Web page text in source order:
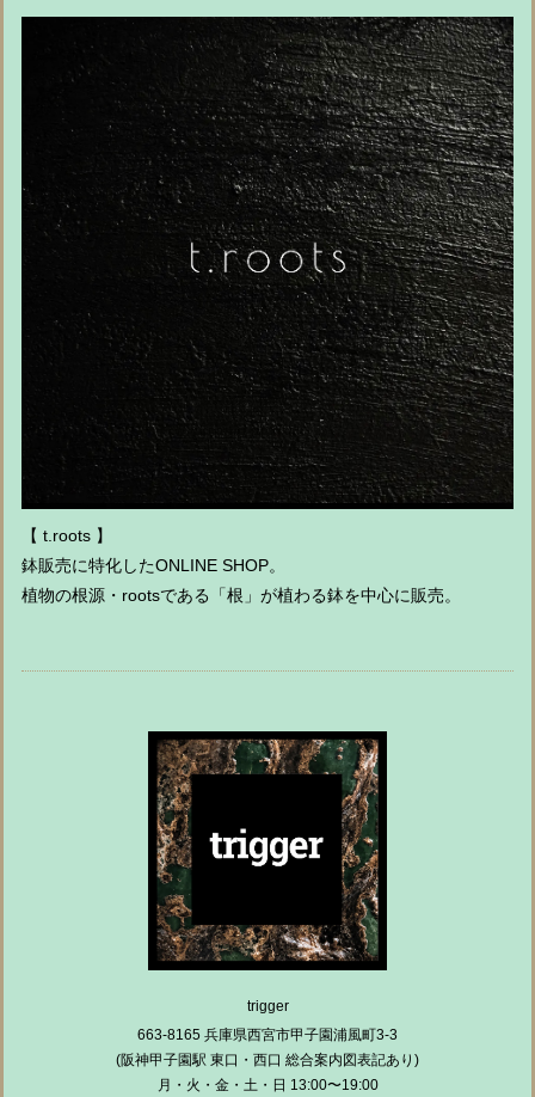
【 t.roots 】
鉢販売に特化したONLINE SHOP。
植物の根源・rootsである「根」が植わる鉢を中心に販売。
trigger
663-8165 兵庫県西宮市甲子園浦風町3-3
(阪神甲子園駅 東口・西口 総合案内図表記あり)
月・火・金・土・日 13:00〜19:00